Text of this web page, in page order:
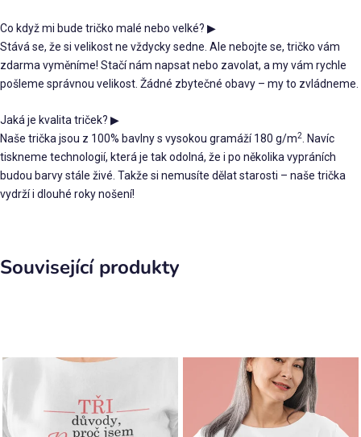
Co když mi bude tričko malé nebo velké? ▶
Stává se, že si velikost ne vždycky sedne. Ale nebojte se, tričko vám
zdarma vyměníme! Stačí nám napsat nebo zavolat, a my vám rychle
pošleme správnou velikost. Žádné zbytečné obavy – my to zvládneme.
Jaká je kvalita triček? ▶
Naše trička jsou z 100% bavlny s vysokou gramáží 180 g/m2. Navíc
tiskneme technologií, která je tak odolná, že i po několika vypráních
budou barvy stále živé. Takže si nemusíte dělat starosti – naše trička
vydrží i dlouhé roky nošení!
Související produkty